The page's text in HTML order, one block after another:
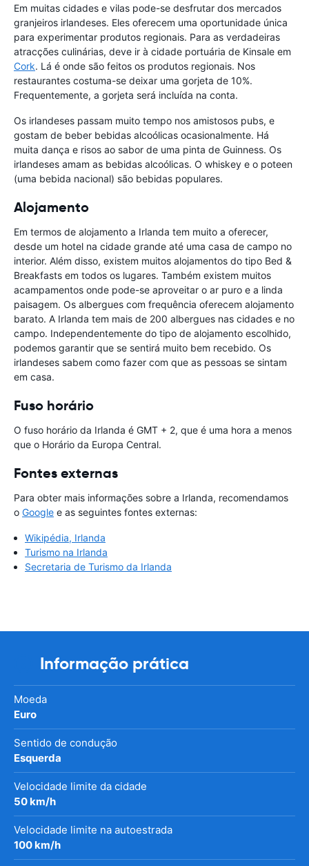
Em muitas cidades e vilas pode-se desfrutar dos mercados
granjeiros irlandeses. Eles oferecem uma oportunidade única
para experimentar produtos regionais. Para as verdadeiras
atracções culinárias, deve ir à cidade portuária de Kinsale em
Cork. Lá é onde são feitos os produtos regionais. Nos
restaurantes costuma-se deixar uma gorjeta de 10%.
Frequentemente, a gorjeta será incluída na conta.
Os irlandeses passam muito tempo nos amistosos pubs, e
gostam de beber bebidas alcoólicas ocasionalmente. Há
muita dança e risos ao sabor de uma pinta de Guinness. Os
irlandeses amam as bebidas alcoólicas. O whiskey e o poteen
(uma bebida nacional) são bebidas populares.
Alojamento
Em termos de alojamento a Irlanda tem muito a oferecer,
desde um hotel na cidade grande até uma casa de campo no
interior. Além disso, existem muitos alojamentos do tipo Bed &
Breakfasts em todos os lugares. Também existem muitos
acampamentos onde pode-se aproveitar o ar puro e a linda
paisagem. Os albergues com frequência oferecem alojamento
barato. A Irlanda tem mais de 200 albergues nas cidades e no
campo. Independentemente do tipo de alojamento escolhido,
podemos garantir que se sentirá muito bem recebido. Os
irlandeses sabem como fazer com que as pessoas se sintam
em casa.
Fuso horário
O fuso horário da Irlanda é GMT + 2, que é uma hora a menos
que o Horário da Europa Central.
Fontes externas
Para obter mais informações sobre a Irlanda, recomendamos
o Google e as seguintes fontes externas:
Wikipédia, Irlanda
Turismo na Irlanda
Secretaria de Turismo da Irlanda
Informação prática
Moeda
Euro
Sentido de condução
Esquerda
Velocidade limite da cidade
50 km/h
Velocidade limite na autoestrada
100 km/h